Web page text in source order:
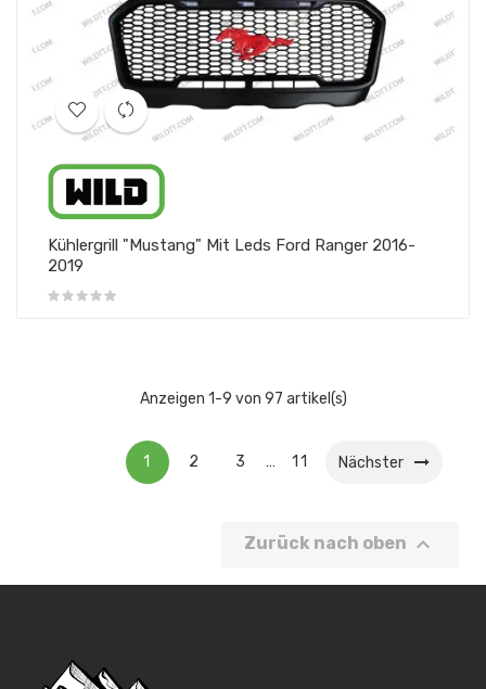
Kühlergrill "Mustang" Mit Leds Ford Ranger 2016-
2019
Anzeigen 1-9 von 97 artikel(s)
1 2 3 … 11 Nächster
Zurück nach oben 